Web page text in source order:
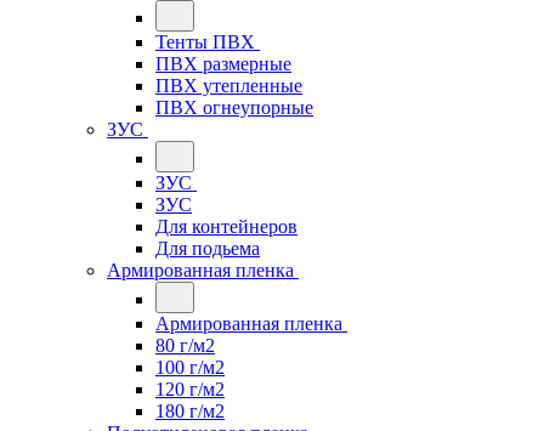
Тенты ПВХ
ПВХ размерные
ПВХ утепленные
ПВХ огнеупорные
ЗУС
ЗУС
ЗУС
Для контейнеров
Для подьема
Армированная пленка
Армированная пленка
80 г/м2
100 г/м2
120 г/м2
180 г/м2